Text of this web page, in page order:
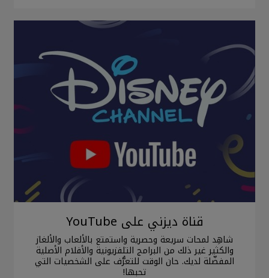
قناة ديزني على YouTube
شاهِد لمحات سريعة وحصرية واستمتع بالألعاب والألغاز
والكثير غير ذلك من البرامج التلفزيونية والأفلام الأصلية
المفضّلة لديك. حان الوقت للتعرُّف على الشخصيات التي
تحبها!